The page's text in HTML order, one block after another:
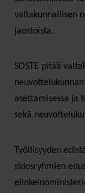
valtakunnallisen
jaostoista.
SOSTE pitää
asettamisessa ja
sekä
Työllisyyden
sidosryhmien